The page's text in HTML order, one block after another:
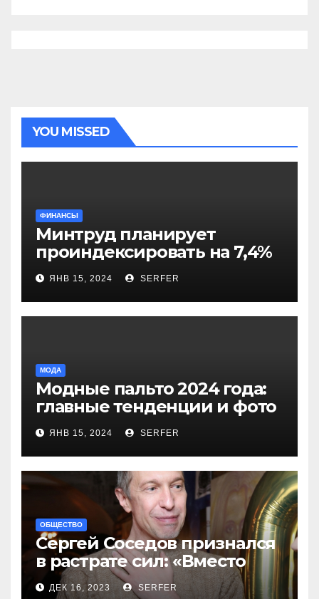
YOU MISSED
ФИНАНСЫ
Минтруд планирует
проиндексировать на 7,4%
более 40 выплат и
компенсаций
ЯНВ 15, 2024 SERFER
МОДА
Модные пальто 2024 года:
главные тенденции и фото
новинок
ЯНВ 15, 2024 SERFER
ОБЩЕСТВО
Сергей Соседов признался
в растрате сил: «Вместо
меня взяли Пригожина»
ДЕК 16, 2023 SERFER